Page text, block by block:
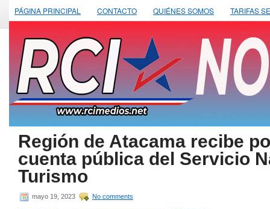
PÁGINA PRINCIPAL CONTACTO QUIÉNES SOMOS TARIFAS
Región de Atacama recibe
cuenta pública del Servicio
Turismo
mayo 19, 2023 No comments